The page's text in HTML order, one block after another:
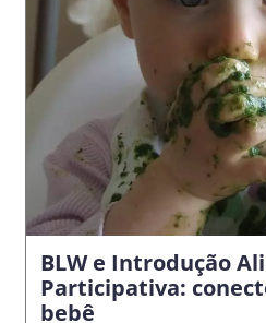
BLW e Introdução
Participativa:
bebê